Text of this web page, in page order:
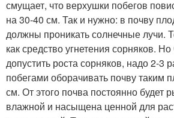
смущает, что верхушки побегов
на 30-40 см. Так и нужно: в почву
должны проникать солнечные лучи.
как средство угнетения сорняков.
допустить роста сорняков, надо 2-3
побегами оборачивать почву таким
см. От этого почва постоянно будет
влажной и насыщена ценной для